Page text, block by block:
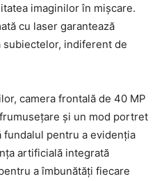
imaginilor în mișcare.
cu laser garantează
subiectelor, indiferent de
camera frontală de 40 MP
și un mod portret
fundalul pentru a evidenția
artificială integrată
a îmbunătăți fiecare